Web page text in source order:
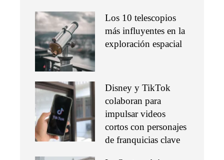
Los 10 telescopios
más influyentes en la
exploración espacial
Disney y TikTok
colaboran para
impulsar videos
cortos con personajes
de franquicias clave